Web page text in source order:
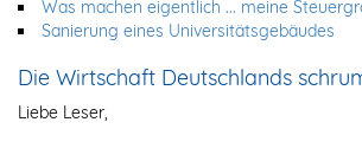
Was machen eigentlich ... meine
Sanierung eines Universitätsgebäudes
Die Wirtschaft Deutschlands
Liebe Leser,